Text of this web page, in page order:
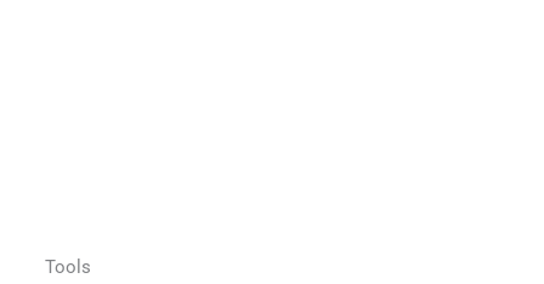
Tools